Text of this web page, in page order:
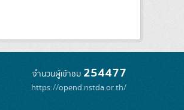
จำนวนผู้เข้าชม 254477
https://opend.nstda.or.th/